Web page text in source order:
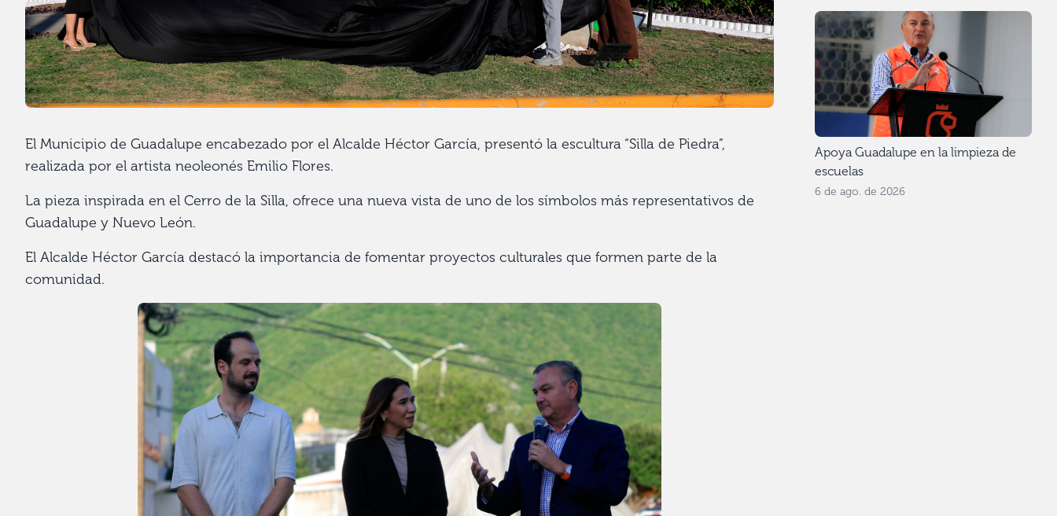
El Municipio de Guadalupe encabezado por el Alcalde Héctor García, presentó la escultura “Silla de Piedra”,
realizada por el artista neoleonés Emilio Flores.
La pieza inspirada en el Cerro de la Silla, ofrece una nueva vista de uno de los símbolos más representativos de
Guadalupe y Nuevo León.
El Alcalde Héctor García destacó la importancia de fomentar proyectos culturales que formen parte de la
comunidad.
Apoya Guadalupe en la limpieza de
escuelas
6 de ago. de 2026